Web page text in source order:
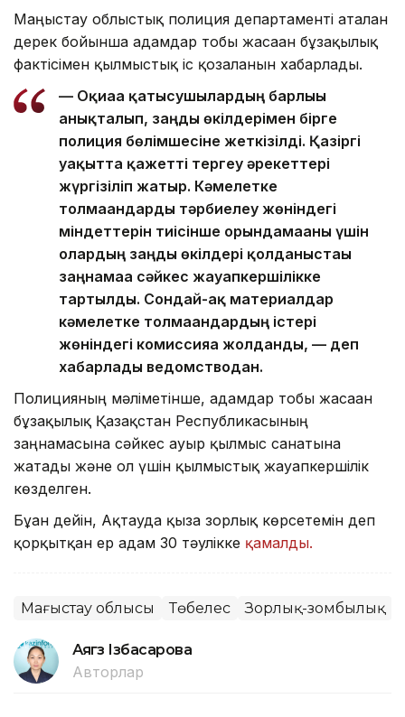
Маңғыстау облыстық полиция департаменті аталған
дерек бойынша адамдар тобы жасаған бұзақылық
фактісімен қылмыстық іс қозғалғанын хабарлады.
— Оқиғаға қатысушылардың барлығы
анықталып, заңды өкілдерімен бірге
полиция бөлімшесіне жеткізілді. Қазіргі
уақытта қажетті тергеу әрекеттері
жүргізіліп жатыр. Кәмелетке
толмағандарды тәрбиелеу жөніндегі
міндеттерін тиісінше орындамағаны үшін
олардың заңды өкілдері қолданыстағы
заңнамаға сәйкес жауапкершілікке
тартылды. Сондай-ақ материалдар
кәмелетке толмағандардың істері
жөніндегі комиссияға жолданды, — деп
хабарлады ведомстводан.
Полицияның мәліметінше, адамдар тобы жасаған
бұзақылық Қазақстан Республикасының
заңнамасына сәйкес ауыр қылмыс санатына
жатады және ол үшін қылмыстық жауапкершілік
көзделген.
Бұған дейін, Ақтауда қызға зорлық көрсетемін деп
қорқытқан ер адам 30 тәулікке қамалды.
Маңғыстау облысы Төбелес Зорлық-зомбылық
Аягөз Ізбасарова
Авторлар